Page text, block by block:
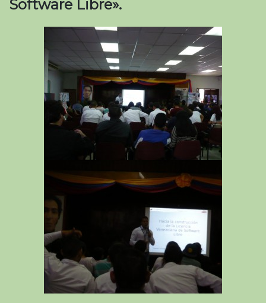
Software Libre».